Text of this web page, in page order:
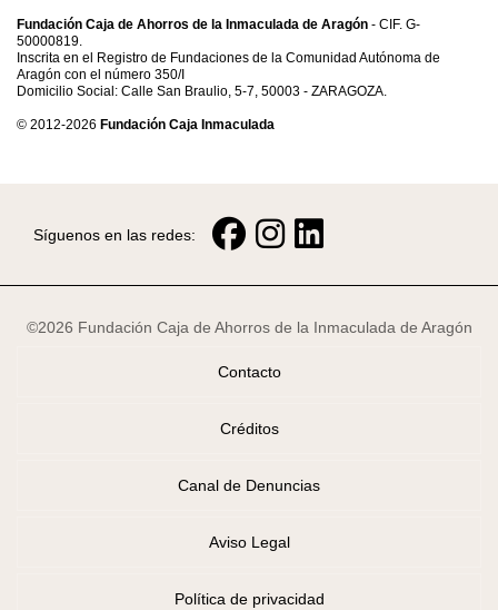
Fundación Caja de Ahorros de la Inmaculada de Aragón - CIF. G-
50000819.
Inscrita en el Registro de Fundaciones de la Comunidad Autónoma de
Aragón con el número 350/I
Domicilio Social: Calle San Braulio, 5-7, 50003 - ZARAGOZA.
© 2012-2026 Fundación Caja Inmaculada
Síguenos en las redes:
©2026 Fundación Caja de Ahorros de la Inmaculada de Aragón
Contacto
Créditos
Canal de Denuncias
Aviso Legal
Política de privacidad